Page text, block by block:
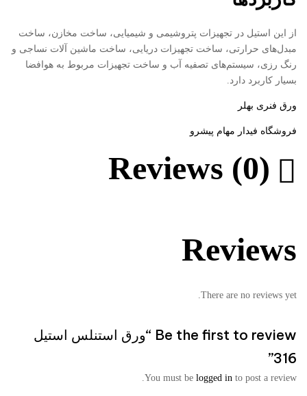
از این استیل در تجهیزات پتروشیمی و شیمیایی، ساخت مخازن، ساخت
مبدل‌های حرارتی، ساخت تجهیزات دریایی، ساخت ماشین آلات نساجی و
رنگ رزی، سیستم‌های تصفیه آب و ساخت تجهیزات مربوط به هوافضا
بسیار کاربرد دارد.
ورق فنری بهلر
فروشگاه فیدار مهام پیشرو
Reviews (0)
Reviews
There are no reviews yet.
Be the first to review “ورق استنلس استیل
316”
You must be logged in to post a review.